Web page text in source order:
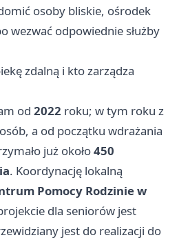
osoby bliskie, ośrodek
wezwać odpowiednie służby
zdalną i kto zarządza
od 2022 roku; w tym roku z
osób, a od początku wdrażania
już około450
. Koordynację lokalną
Pomocy Rodzinie w
dla seniorów jest
jest do realizacji do